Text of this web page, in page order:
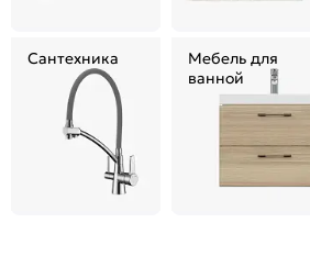
Сантехника
Мебель для
ванной